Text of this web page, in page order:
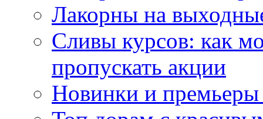
Лакорны на
Сливы курсов: как
пропускать акции
Новинки и